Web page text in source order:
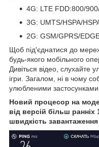
4G: LTE FDD:800/
3G: UMTS/HSPA/
2G: GSM/GPRS/
Щоб під'єднатися до
будь-якого мобільного
Дивіться відео, слухайте
ігри. Загалом, ні в чому
улюбленими
Новий процесор на
від версій більш
швидкість завантаження